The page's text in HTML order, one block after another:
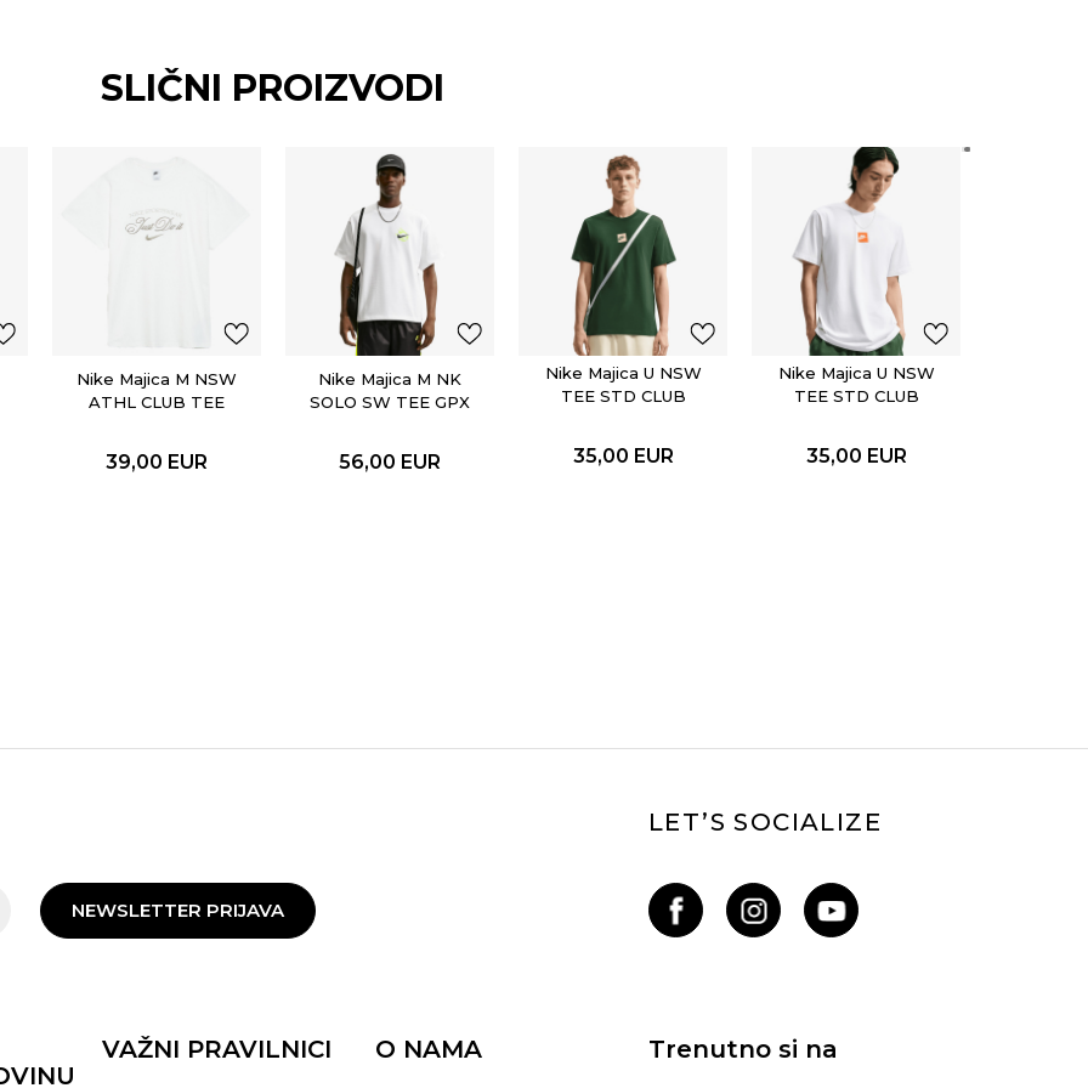
SLIČNI PROIZVODI
Nike Majica M NSW
ATHL CLUB TEE
39,00 EUR
Nike Majica M NK
SOLO SW TEE GPX
56,00 EUR
Nike Majica U NSW
TEE STD CLUB
35,00 EUR
Nike Majica U NSW
TEE STD CLUB
35,00 EUR
NEWSLETTER PRIJAVA
LET’S SOCIALIZE
VAŽNI PRAVILNICI O NAMA Trenutno si na